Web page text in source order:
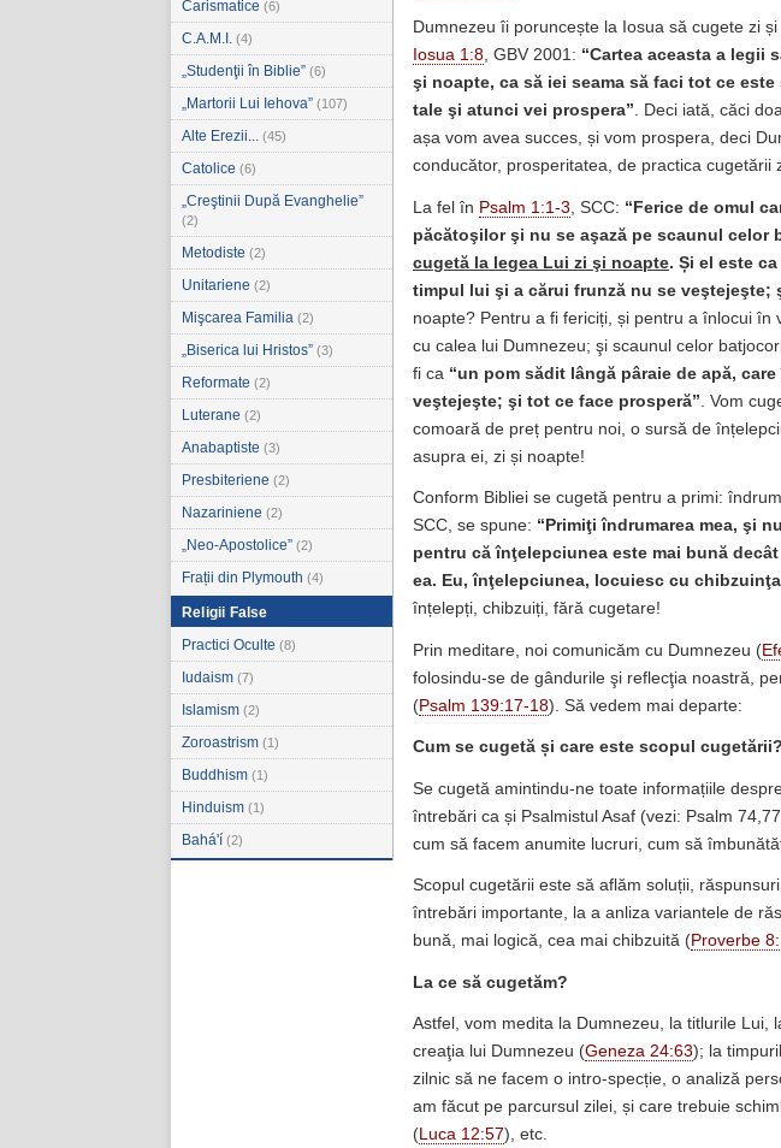
Carismatice (6)
C.A.M.I. (4)
„Studenţii în Biblie” (6)
„Martorii Lui Iehova” (107)
Alte Erezii... (45)
Catolice (6)
„Creştinii După Evanghelie”
(2)
Metodiste (2)
Unitariene (2)
Mişcarea Familia (2)
„Biserica lui Hristos” (3)
Reformate (2)
Luterane (2)
Anabaptiste (3)
Presbiteriene (2)
Nazariniene (2)
„Neo-Apostolice” (2)
Frații din Plymouth (4)
Religii False
Practici Oculte (8)
Iudaism (7)
Islamism (2)
Zoroastrism (1)
Buddhism (1)
Hinduism (1)
Bahá'í (2)
Dumnezeu îi poruncește la Iosua să cugete zi
Iosua 1:8, GBV 2001: “Cartea aceasta a legii
şi noapte, ca să iei seama să faci tot ce
tale şi atunci vei prospera”. Deci iată, căci
așa vom avea succes, și vom prospera, deci
conducător, prosperitatea, de practica cugetării
La fel în Psalm 1:1-3 , SCC: “Ferice de omul
păcătoşilor şi nu se aşază pe scaunul celor
cugetă la legea Lui zi şi noapte. Și el este
timpul lui şi a cărui frunză nu se veştejeşte;
noapte? Pentru a fi fericiți, și pentru a înlocui
cu calea lui Dumnezeu; şi scaunul celor
fi ca “un pom sădit lângă pâraie de apă,
veştejeşte; şi tot ce face prosperă” . Vom
comoară de preț pentru noi, o sursă de
asupra ei, zi și noapte!
Conform Bibliei se cugetă pentru a primi:
SCC, se spune: “ Primiţi îndrumarea mea, şi
pentru că înţelepciunea este mai bună
ea. Eu, înţelepciunea, locuiesc cu
înțelepți, chibzuiți, fără cugetare!
Prin meditare, noi comunicăm cu Dumnezeu (
folosindu-se de gândurile şi reflecţia noastră,
(Psalm 139:17-18). Să vedem mai departe:
Cum se cugetă și care este scopul cugetării?
Se cugetă amintindu-ne toate informațiile
întrebări ca și Psalmistul Asaf (vezi: Psalm
cum să facem anumite lucruri, cum să
Scopul cugetării este să aflăm soluții,
întrebări importante, la a anliza variantele de
bună, mai logică, cea mai chibzuită (Proverbe
La ce să cugetăm?
Astfel, vom medita la Dumnezeu, la titlurile Lui,
creaţia lui Dumnezeu (Geneza 24:63); la
zilnic să ne facem o intro-specție, o analiză
am făcut pe parcursul zilei, și care trebuie
( Luca 12:57), etc.